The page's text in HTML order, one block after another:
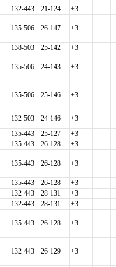
132-443 21-124 +3
135-506 26-147 +3
138-503 25-142 +3
135-506 24-143 +3
135-506 25-146 +3
132-503 24-146
+3
135-443 25-127
+3
135-443 26-128 +3
135-443 26-128 +3
135-443 26-128
+3
132-443 28-131
+3
132-443 28-131 +3
135-443 26-128 +3
132-443 26-129 +3